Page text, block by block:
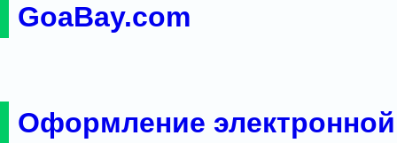
GoaBay.com
Оформление электронной